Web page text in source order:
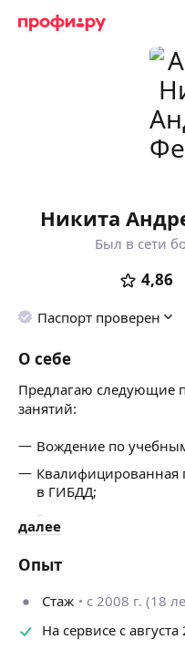
Никита
Был в сети
4,86
Паспорт проверен
О себе
Предлагаю следующие
занятий:
Вождение по
Квалифицированная
в ГИБДД;
Восстановление
плотным и
передним и задним
Изучение на
далее
Опыт
Стаж
с 2008 г. (18
На сервисе с августа